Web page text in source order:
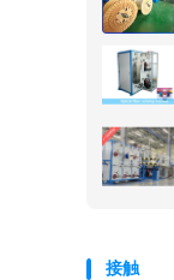
接触